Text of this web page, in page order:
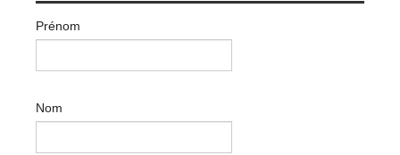
Prénom
Nom